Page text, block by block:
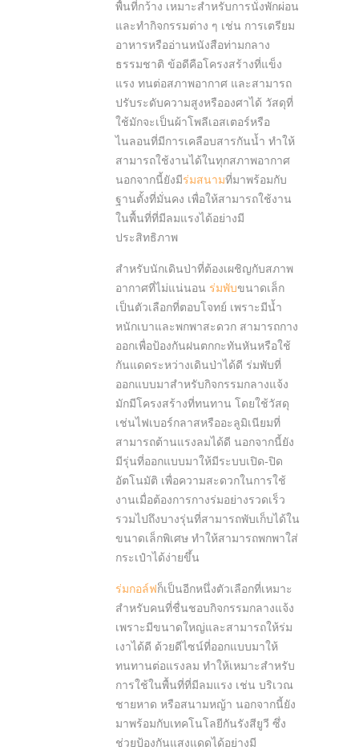
พื้นที่กว้าง เหมาะสำหรับการนั่งพักผ่อน
และทำกิจกรรมต่าง ๆ เช่น การเตรียม
อาหารหรืออ่านหนังสือท่ามกลาง
ธรรมชาติ ข้อดีคือโครงสร้างที่แข็ง
แรง ทนต่อสภาพอากาศ และสามารถ
ปรับระดับความสูงหรือองศาได้ วัสดุที่
ใช้มักจะเป็นผ้าโพลีเอสเตอร์หรือ
ไนลอนที่มีการเคลือบสารกันน้ำ ทำให้
สามารถใช้งานได้ในทุกสภาพอากาศ
นอกจากนี้ยังมีร่มสนามที่มาพร้อมกับ
ฐานตั้งที่มั่นคง เพื่อให้สามารถใช้งาน
ในพื้นที่ที่มีลมแรงได้อย่างมี
ประสิทธิภาพ
สำหรับนักเดินป่าที่ต้องเผชิญกับสภาพ
อากาศที่ไม่แน่นอน ร่มพับขนาดเล็ก
เป็นตัวเลือกที่ตอบโจทย์ เพราะมีน้ำ
หนักเบาและพกพาสะดวก สามารถกาง
ออกเพื่อป้องกันฝนตกกะทันหันหรือใช้
กันแดดระหว่างเดินป่าได้ดี ร่มพับที่
ออกแบบมาสำหรับกิจกรรมกลางแจ้ง
มักมีโครงสร้างที่ทนทาน โดยใช้วัสดุ
เช่นไฟเบอร์กลาสหรืออะลูมิเนียมที่
สามารถต้านแรงลมได้ดี นอกจากนี้ยัง
มีรุ่นที่ออกแบบมาให้มีระบบเปิด-ปิด
อัตโนมัติ เพื่อความสะดวกในการใช้
งานเมื่อต้องการกางร่มอย่างรวดเร็ว
รวมไปถึงบางรุ่นที่สามารถพับเก็บได้ใน
ขนาดเล็กพิเศษ ทำให้สามารถพกพาใส่
กระเป๋าได้ง่ายขึ้น
ร่มกอล์ฟ ก็เป็นอีกหนึ่งตัวเลือกที่เหมาะ
สำหรับคนที่ชื่นชอบกิจกรรมกลางแจ้ง
เพราะมีขนาดใหญ่และสามารถให้ร่ม
เงาได้ดี ด้วยดีไซน์ที่ออกแบบมาให้
ทนทานต่อแรงลม ทำให้เหมาะสำหรับ
การใช้ในพื้นที่ที่มีลมแรง เช่น บริเวณ
ชายหาด หรือสนามหญ้า นอกจากนี้ยัง
มาพร้อมกับเทคโนโลยีกันรังสียูวี ซึ่ง
ช่วยป้องกันแสงแดดได้อย่างมี